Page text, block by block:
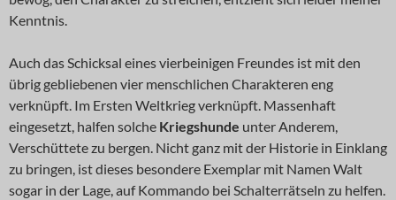
Kenntnis.
Auch das Schicksal eines vierbeinigen Freundes ist mit den
übrig gebliebenen vier menschlichen Charakteren eng
verknüpft. Im Ersten Weltkrieg verknüpft. Massenhaft
eingesetzt, halfen solche Kriegshunde unter Anderem,
Verschüttete zu bergen. Nicht ganz mit der Historie in Einklang
zu bringen, ist dieses besondere Exemplar mit Namen Walt
sogar in der Lage, auf Kommando bei Schalterrätseln zu helfen.